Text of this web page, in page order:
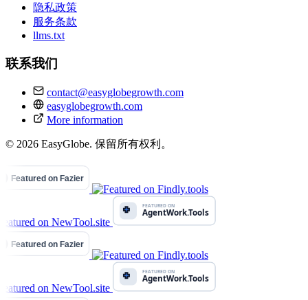
隐私政策
服务条款
llms.txt
联系我们
contact@easyglobegrowth.com
easyglobegrowth.com
More information
© 2026 EasyGlobe. 保留所有权利。